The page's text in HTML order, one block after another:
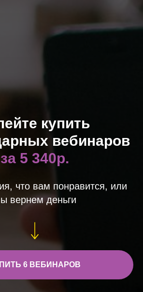
купить
вебинаров
за 5 340р.
что вам понравится, или
вернем деньги
6 ВЕБИНАРОВ